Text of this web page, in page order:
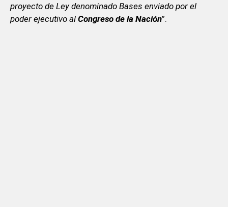
proyecto de Ley denominado Bases enviado por el
poder ejecutivo al Congreso de la Nación”.